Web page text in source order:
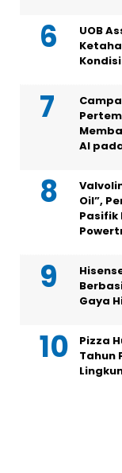
UOB
AI
Oil”,
Pasifik
Gaya
Pizza
Tahun